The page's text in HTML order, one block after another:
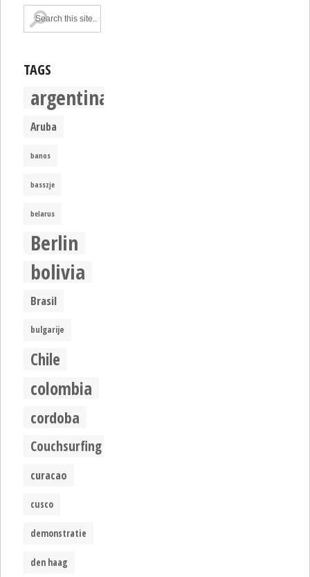
TAGS
argentina
Aruba
banos
basszje
belarus
Berlin
bolivia
Brasil
bulgarije
Chile
colombia
cordoba
Couchsurfing
curacao
cusco
demonstratie
den haag